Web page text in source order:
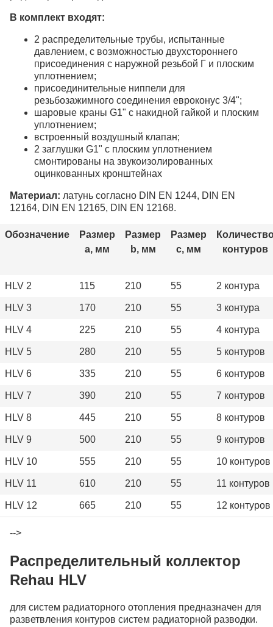
В комплект входят:
2 распределительные трубы, испытанные
давлением, с возможностью двухстороннего
присоединения с наружной резьбой Г и плоским
уплотнением;
присоединительные ниппели для
резьбозажимного соединения евроконус 3/4";
шаровые краны G1" с накидной гайкой и плоским
уплотнением;
встроенный воздушный клапан;
2 заглушки G1" с плоским уплотнением
смонтированы на звукоизолированных
оцинкованных кронштейнах
Материал: латунь согласно DIN EN 1244, DIN EN
12164, DIN EN 12165, DIN EN 12168.
Обозначение
Размер
а, мм
Размер
b, мм
Размер
c, мм
контуров
HLV 2 115 210 55 2 контура
HLV 3 170 210 55 3 контура
HLV 4 225 210 55 4 контура
HLV 5 280 210 55 5 контуров
HLV 6 335 210 55 6 контуров
HLV 7 390 210 55 7 контуров
HLV 8 445 210 55 8 контуров
HLV 9 500 210 55 9 контуров
HLV 10 555 210 55 10 контуров
HLV 11 610 210 55 11 контуров
HLV 12 665 210 55 12 контуров
-->
Распределительный коллектор
Rehau HLV
для систем радиаторного отопления предназначен для
разветвления контуров систем радиаторной разводки.